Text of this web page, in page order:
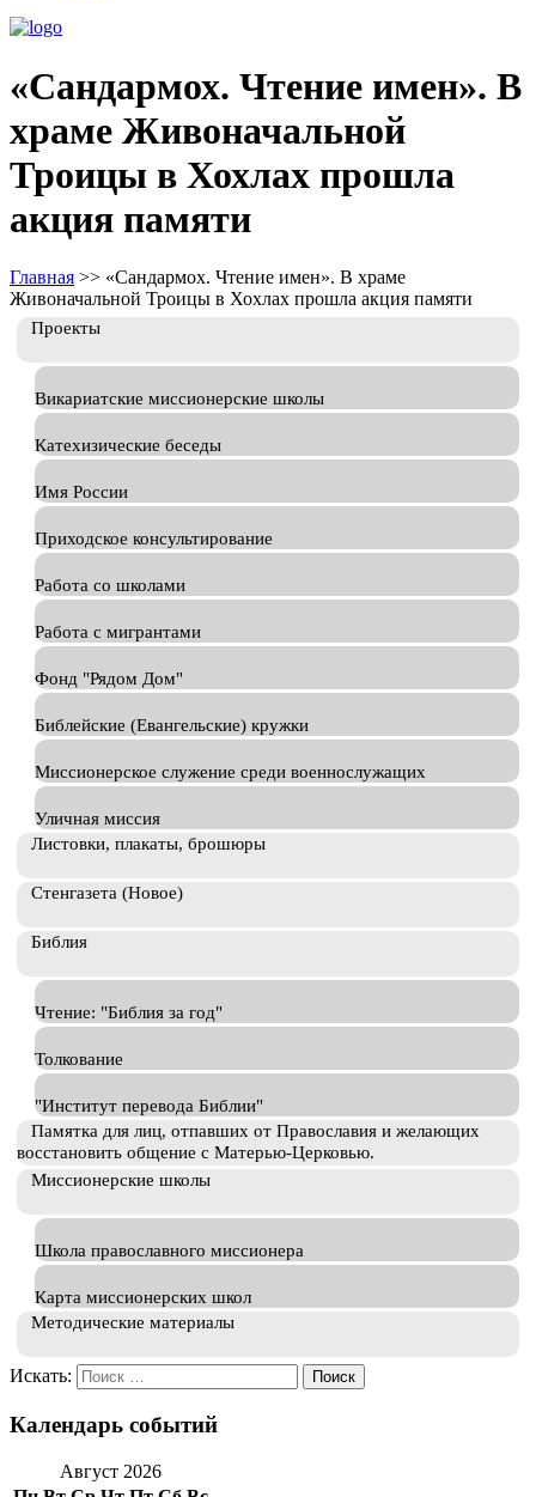
«Сандармох. Чтение имен». В
храме Живоначальной
Троицы в Хохлах прошла
акция памяти
Главная >> «Сандармох. Чтение имен». В храме
Живоначальной Троицы в Хохлах прошла акция памяти
Проекты
Викариатские миссионерские школы
Катехизические беседы
Имя России
Приходское консультирование
Работа со школами
Работа с мигрантами
Фонд "Рядом Дом"
Библейские (Евангельские) кружки
Миссионерское служение среди военнослужащих
Уличная миссия
Листовки, плакаты, брошюры
Стенгазета (Новое)
Библия
Чтение: "Библия за год"
Толкование
"Институт перевода Библии"
Памятка для лиц, отпавших от Православия и желающих
восстановить общение с Матерью-Церковью.
Миссионерские школы
Школа православного миссионера
Карта миссионерских школ
Методические материалы
Искать:
Календарь событий
Август 2026